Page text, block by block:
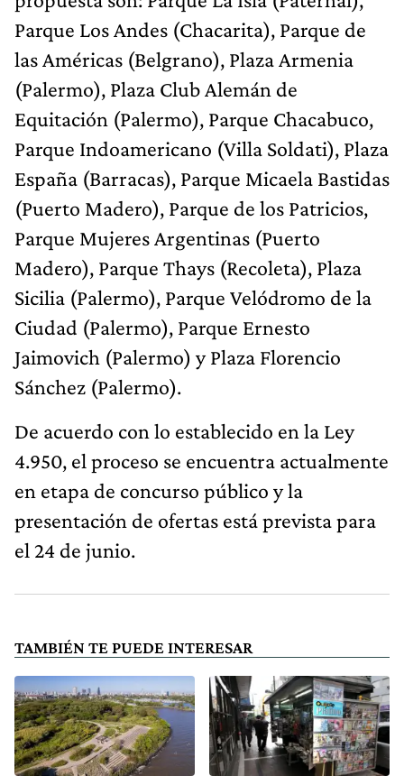
Parque Los Andes (Chacarita), Parque de
las Américas (Belgrano), Plaza Armenia
(Palermo), Plaza Club Alemán de
Equitación (Palermo), Parque Chacabuco,
Parque Indoamericano (Villa Soldati), Plaza
España (Barracas), Parque Micaela Bastidas
(Puerto Madero), Parque de los Patricios,
Parque Mujeres Argentinas (Puerto
Madero), Parque Thays (Recoleta), Plaza
Sicilia (Palermo), Parque Velódromo de la
Ciudad (Palermo), Parque Ernesto
Jaimovich (Palermo) y Plaza Florencio
Sánchez (Palermo).
De acuerdo con lo establecido en la Ley
4.950, el proceso se encuentra actualmente
en etapa de concurso público y la
presentación de ofertas está prevista para
el 24 de junio.
TAMBIÉN TE PUEDE INTERESAR